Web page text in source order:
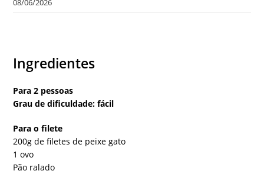
08/06/2026
Ingredientes
Para 2 pessoas
Grau de dificuldade: fácil
Para o filete
200g de filetes de peixe gato
1 ovo
Pão ralado